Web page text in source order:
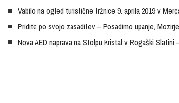
Vabilo na ogled turistične tržnice 9. aprila 2019 v
Pridite po svojo zasaditev – Posadimo upanje,
Nova AED naprava na Stolpu Kristal v Rogaški